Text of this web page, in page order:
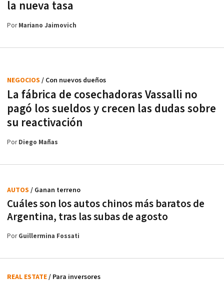
la nueva tasa
PorMariano Jaimovich
La fábrica de cosechadoras Vassalli no
pagó los sueldos y crecen las dudas sobre
su reactivación
NEGOCIOS / Con nuevos dueños
PorDiego Mañas
Cuáles son los autos chinos más baratos de
Argentina, tras las subas de agosto
AUTOS / Ganan terreno
PorGuillermina Fossati
REAL ESTATE/ Para inversores